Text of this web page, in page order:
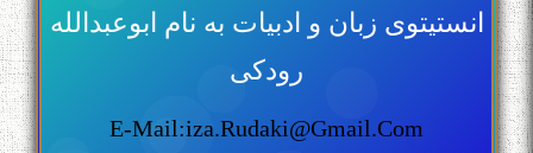
انستیتوی زبان و ادبیات به نام ابوعبدالله
رودکی
E-Mail:iza.rudaki@gmail.com